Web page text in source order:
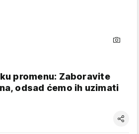
promenu: Zaboravite
odsad ćemo ih uzimati